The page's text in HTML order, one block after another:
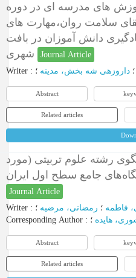
های مدرسه ای در دوره
سلامت روان،مهارت های
دانش آموزان در بافت
Journal Article
Writer : ؛ داروزهی شه بخش، مدینه ؛
Abstract
Related articles
رشته علوم تربیتی (مورد
Journal Article
Writer : فاطمه ؛ رمضانی، مرضیه ؛
Corresponding Author : هایده ؛
Abstract
Related articles